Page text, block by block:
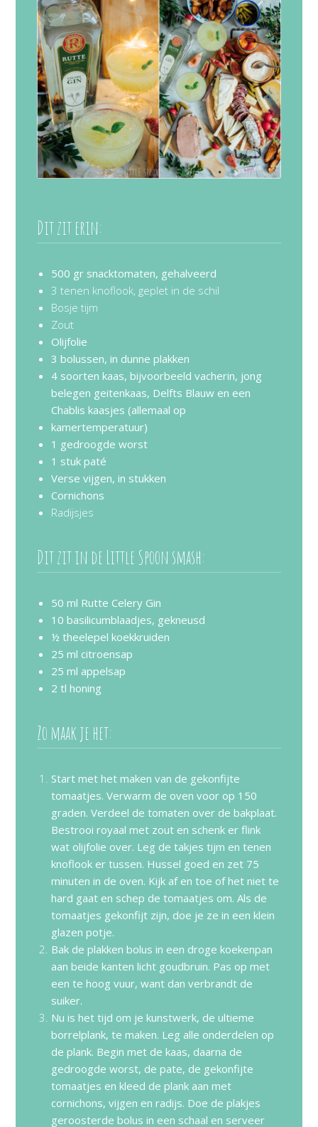
Dit zit erin:
500 gr snacktomaten, gehalveerd
3 tenen knoflook, geplet in de schil
Bosje tijm
Zout
Olijfolie
3 bolussen, in dunne plakken
4 soorten kaas, bijvoorbeeld vacherin, jong
belegen geitenkaas, Delfts Blauw en een
Chablis kaasjes (allemaal op
kamertemperatuur)
1 gedroogde worst
1 stuk paté
Verse vijgen, in stukken
Cornichons
Radijsjes
Dit zit in de Little Spoon smash:
50 ml Rutte Celery Gin
10 basilicumblaadjes, gekneusd
½ theelepel koekkruiden
25 ml citroensap
25 ml appelsap
2 tl honing
Zo maak je het:
Start met het maken van de gekonfijte
tomaatjes. Verwarm de oven voor op 150
graden. Verdeel de tomaten over de bakplaat.
Bestrooi royaal met zout en schenk er flink
wat olijfolie over. Leg de takjes tijm en tenen
knoflook er tussen. Hussel goed en zet 75
minuten in de oven. Kijk af en toe of het niet te
hard gaat en schep de tomaatjes om. Als de
tomaatjes gekonfijt zijn, doe je ze in een klein
glazen potje.
Bak de plakken bolus in een droge koekenpan
aan beide kanten licht goudbruin. Pas op met
een te hoog vuur, want dan verbrandt de
suiker.
Nu is het tijd om je kunstwerk, de ultieme
borrelplank, te maken. Leg alle onderdelen op
de plank. Begin met de kaas, daarna de
gedroogde worst, de pate, de gekonfijte
tomaatjes en kleed de plank aan met
cornichons, vijgen en radijs. Doe de plakjes
geroosterde bolus in een schaal en serveer